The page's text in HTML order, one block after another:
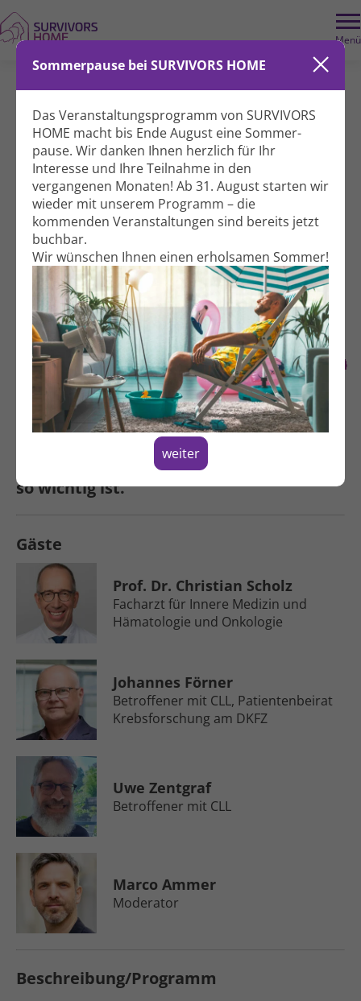
Menü
Sommerpause bei SURVIVORS HOME
Das Veranstaltungs­programm von SURVIVORS
HOME macht bis Ende August eine Sommer­
pause. Wir danken Ihnen herzlich für Ihr
Interesse und Ihre Teil­nahme in den
vergangenen Monaten! Ab 31. August starten wir
wieder mit unserem Programm – die
kommenden Veranstal­tungen sind bereits jetzt
buchbar.
Wir wünschen Ihnen einen erholsamen Sommer!
weiter
Wir benötigen Ihre Zustimmung, um dieses Element zu laden
. Dieses
externe Element könnte Daten über Ihre Aktivitäten sammeln. Bitte
anzuzeigen.Datenschutzerklärung.
Von erster Diagnose bis Zukunfts­
therapie: Experten und Betroffene
sprechen über Alltag, neue Medika­
mente, Forschung und warum Austausch
so wichtig ist.
Gäste
Prof. Dr. Christian Scholz
Facharzt für Innere Medizin und
Hämatologie und Onkologie
Johannes Förner
Betroffener mit CLL, Patienten­beirat
Krebs­forschung am DKFZ
Uwe Zentgraf
Betroffener mit CLL
Marco Ammer
Moderator
Beschreibung/Programm
Im Fokus: Perspek­tiven und
Heraus­forde­rungen bei CLL
Forschung & Wissen
Experten­runde
Dienstag, 30.09.2025
18:30 - 20:30 Uhr
Hildegardstraße 31
10715 Berlin
Spenden